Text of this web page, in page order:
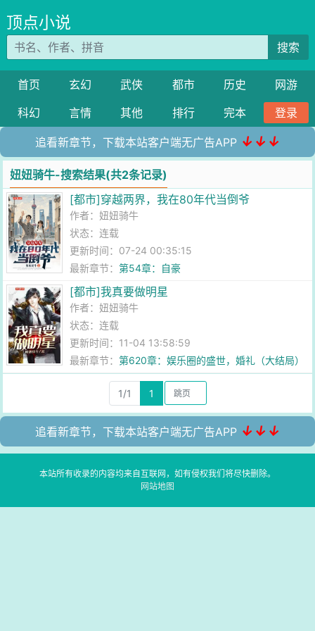
顶点小说
搜索
首页 玄幻 武侠 都市 历史
网游
科幻
言情 其他 排行 完本 登录
追看新章节，下载本站客户端无广告APP ↓↓↓
妞妞骑牛-搜索结果(共2条记录)
[都市]穿越两界，我在80年代当倒爷
作者：妞妞骑牛
状态：连载
更新时间：07-24 00:35:15
最新章节：第54章：自豪
[都市]我真要做明星
作者：妞妞骑牛
状态：连载
更新时间：11-04 13:58:59
最新章节：第620章：娱乐圈的盛世，婚礼（大结局）
1/1 1
追看新章节，下载本站客户端无广告APP ↓↓↓
本站所有收录的内容均来自互联网，如有侵权我们将尽快删除。
网站地图